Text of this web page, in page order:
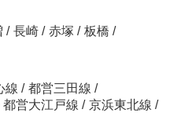
/ 長崎 / 赤塚 / 板橋 /
線 / 都営三田線 /
都営大江戸線 / 京浜東北線 /